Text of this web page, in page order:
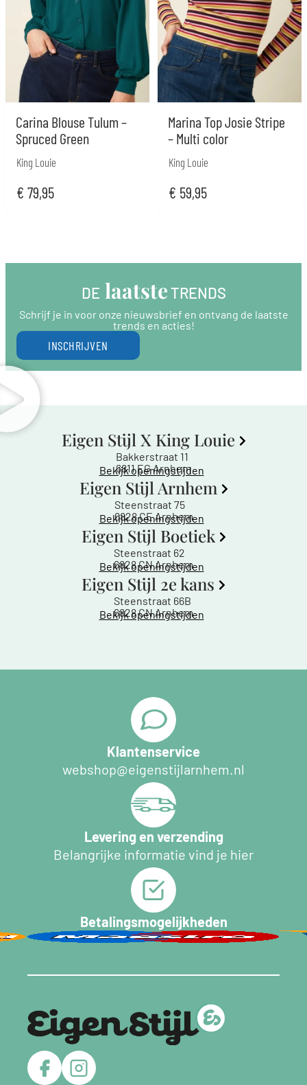
Carina Blouse Tulum –
Spruced Green
King Louie
€ 79,95
Marina Top Josie Stripe
– Multi color
King Louie
€ 59,95
DE laatste TRENDS
Schrijf je in voor onze nieuwsbrief en ontvang de laatste
trends en acties!
INSCHRIJVEN
Eigen Stijl X King Louie
Bakkerstraat 11
6811 EG Arnhem
Bekijk openingstijden
Eigen Stijl Arnhem
Steenstraat 75
6828 CE Arnhem
Bekijk openingstijden
Eigen Stijl Boetiek
Steenstraat 62
6828 CN Arnhem
Bekijk openingstijden
Eigen Stijl 2e kans
Steenstraat 66B
6828 CN Arnhem
Bekijk openingstijden
Klantenservice
webshop@eigenstijlarnhem.nl
Levering en verzending
Belangrijke informatie vind je hier
Betalingsmogelijkheden